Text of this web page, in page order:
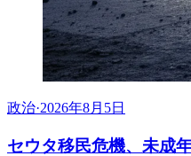
政治·2026年8月5日
セウタ移民危機、未成